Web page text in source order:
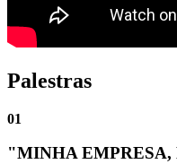
Palestras
01
"MINHA